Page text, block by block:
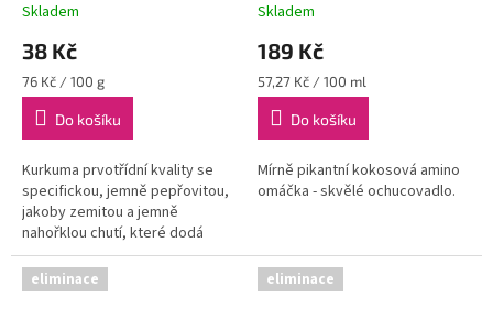
Skladem
38 Kč
Měrná
cena:
76 Kč / 100 g
Do košíku
Kurkuma prvotřídní kvality se
specifickou, jemně pepřovitou,
jakoby zemitou a jemně
nahořklou chutí, které dodá
pokrmům krásně žlutou barvu.
Skladem
189 Kč
Měrná
cena:
57,27 Kč / 100 ml
Do košíku
Mírně pikantní kokosová amino
omáčka - skvělé ochucovadlo.
eliminace eliminace